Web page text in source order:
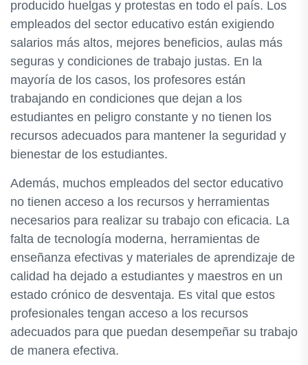
producido huelgas y protestas en todo el país. Los
empleados del sector educativo están exigiendo
salarios más altos, mejores beneficios, aulas más
seguras y condiciones de trabajo justas. En la
mayoría de los casos, los profesores están
trabajando en condiciones que dejan a los
estudiantes en peligro constante y no tienen los
recursos adecuados para mantener la seguridad y
bienestar de los estudiantes.
Además, muchos empleados del sector educativo
no tienen acceso a los recursos y herramientas
necesarios para realizar su trabajo con eficacia. La
falta de tecnología moderna, herramientas de
enseñanza efectivas y materiales de aprendizaje de
calidad ha dejado a estudiantes y maestros en un
estado crónico de desventaja. Es vital que estos
profesionales tengan acceso a los recursos
adecuados para que puedan desempeñar su trabajo
de manera efectiva.